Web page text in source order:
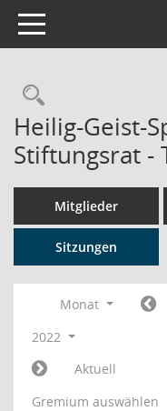
Toggle navigation
Heilig-Geist-
Stiftungsrat -
Mitglieder
Sitzungen
Monat
2022
Aktuell
Gremium auswählen